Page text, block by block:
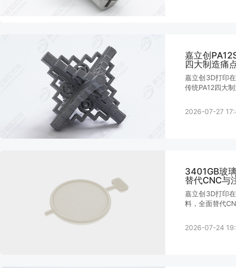
嘉立创
四大制造痛
嘉立创3D打印
传统PA12四大
2026-07-27
3401GB玻
替代CNC与
嘉立创3D打印
料，全面替代
2026-07-24